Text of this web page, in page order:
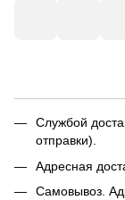
Службой
отправки).
Адресная
Самовывоз.